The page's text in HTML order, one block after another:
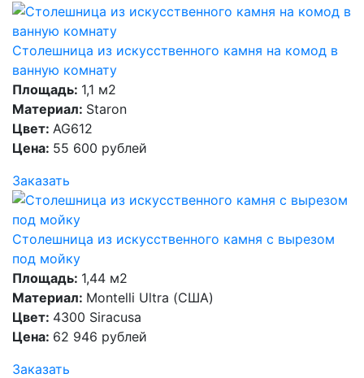
Столешница из искусственного камня на комод в
ванную комнату
Площадь: 1,1 м2
Материал: Staron
Цвет: AG612
Цена: 55 600 рублей
Заказать
Столешница из искусственного камня с вырезом
под мойку
Площадь: 1,44 м2
Материал: Montelli Ultra (США)
Цвет: 4300 Siracusa
Цена: 62 946 рублей
Заказать